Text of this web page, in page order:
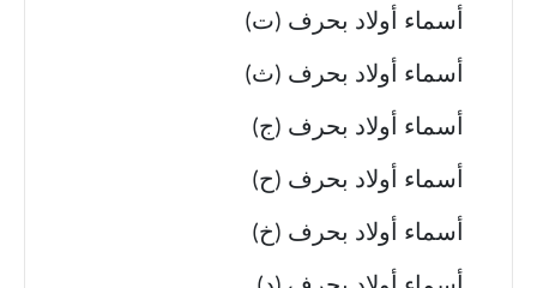
أسماء أولاد بحرف (ت)
أسماء أولاد بحرف (ث)
أسماء أولاد بحرف (ج)
أسماء أولاد بحرف (ح)
أسماء أولاد بحرف (خ)